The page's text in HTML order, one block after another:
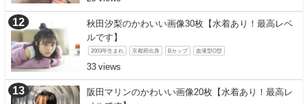
秋田汐梨のかわいい画像30枚【水着あり！最高レベ
ルです】
2003年生まれ 京都府出身 Bカップ 血液型O型
33
阪田マリンのかわいい画像20枚【水着あり！最高レ